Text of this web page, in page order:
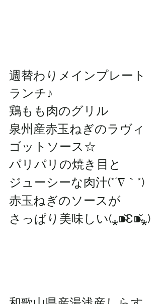
週替わりメインプレート
ランチ♪
鶏もも肉のグリル
泉州産赤玉ねぎのラヴィ
ゴットソース☆
パリパリの焼き目と
ジューシーな肉汁(*´∇｀*)
赤玉ねぎのソースが
さっぱり美味しい(⁎⁍̴̆Ɛ⁍̴̆⁎)